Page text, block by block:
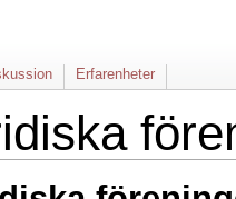
Erfarenheter